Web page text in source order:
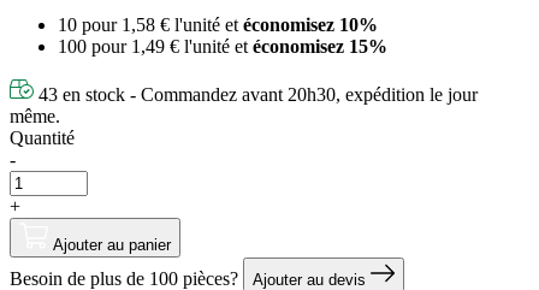
10 pour 1,58 € l'unité et économisez 10%
100 pour 1,49 € l'unité et économisez 15%
43 en stock - Commandez avant 20h30, expédition le jour
même.
Quantité
-
+
Ajouter au panier
Besoin de plus de 100 pièces? Ajouter au devis